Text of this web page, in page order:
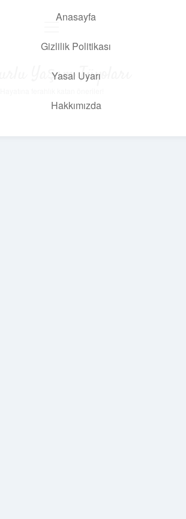
Anasayfa
Gizlilik Politikası
Yasal Uyarı
Hakkımızda
Yaşam Tüyoları